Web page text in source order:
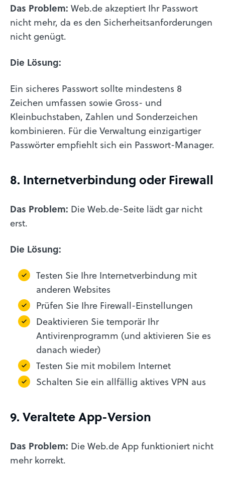
Das Problem: Web.de akzeptiert Ihr Passwort
nicht mehr, da es den Sicherheitsanforderungen
nicht genügt.
Die Lösung:
Ein sicheres Passwort sollte mindestens 8
Zeichen umfassen sowie Gross- und
Kleinbuchstaben, Zahlen und Sonderzeichen
kombinieren. Für die Verwaltung einzigartiger
Passwörter empfiehlt sich ein Passwort-Manager.
8. Internetverbindung oder Firewall
Das Problem: Die Web.de-Seite lädt gar nicht
erst.
Die Lösung:
Testen Sie Ihre Internetverbindung mit
anderen Websites
Prüfen Sie Ihre Firewall-Einstellungen
Deaktivieren Sie temporär Ihr
Antivirenprogramm (und aktivieren Sie es
danach wieder)
Testen Sie mit mobilem Internet
Schalten Sie ein allfällig aktives VPN aus
9. Veraltete App-Version
Das Problem: Die Web.de App funktioniert nicht
mehr korrekt.